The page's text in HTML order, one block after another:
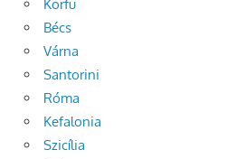
Korfu
Bécs
Várna
Santorini
Róma
Kefalonia
Szicília